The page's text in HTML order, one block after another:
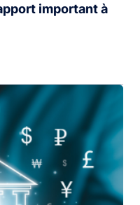
important à